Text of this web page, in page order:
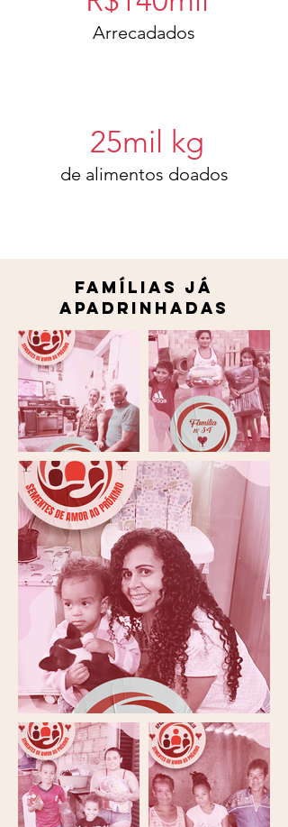
Arrecadados
de alimentos doados
25mil kg
Famílias jÁ
apadrinhadas